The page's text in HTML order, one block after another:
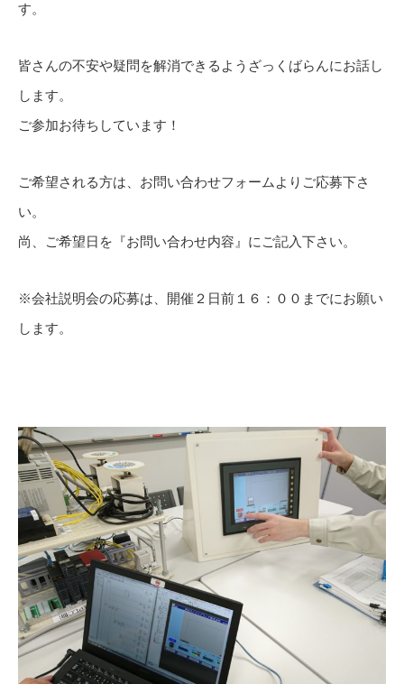
す。
皆さんの不安や疑問を解消できるようざっくばらんにお話し
します。
ご参加お待ちしています！
ご希望される方は、お問い合わせフォームよりご応募下さ
い。
尚、ご希望日を『お問い合わせ内容』にご記入下さい。
※会社説明会の応募は、開催２日前１６：００までにお願い
します。